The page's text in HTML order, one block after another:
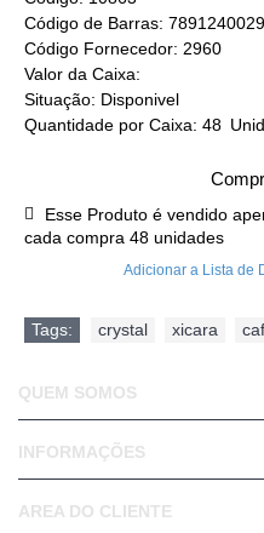
Código de Barras:
Código Fornecedor: 2960
Valor da Caixa:
Situação: Disponivel
Quantidade por Caixa: 48
Esse Produto é vendido
cada compra 48 unidades
Adicionar a Lista de
Tags: crystal xicara
QUEM SOMOS
INFORMAÇÕES
AREA DO CLIENTE